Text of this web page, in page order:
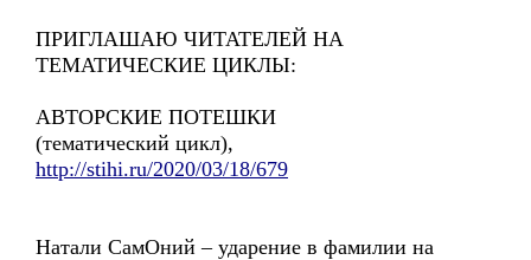
ПРИГЛАШАЮ ЧИТАТЕЛЕЙ НА
ТЕМАТИЧЕСКИЕ ЦИКЛЫ:
АВТОРСКИЕ ПОТЕШКИ
(тематический цикл),
http://stihi.ru/2020/03/18/679
Натали СамОний – ударение в фамилии на